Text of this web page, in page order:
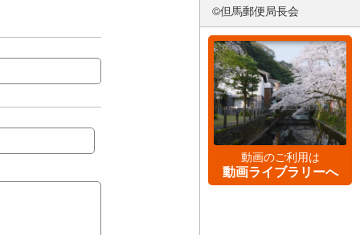
©但馬郵便局長会
動画のご利用は
動画ライブラリーへ